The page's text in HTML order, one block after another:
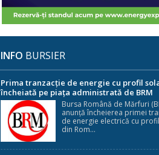
INFO BURSIER
Prima tranzacție de energie cu profil
încheiată pe piața administrată de BRM
Bursa Română de Mărfuri
anunță încheierea primei
de energie electrică cu
din Rom...